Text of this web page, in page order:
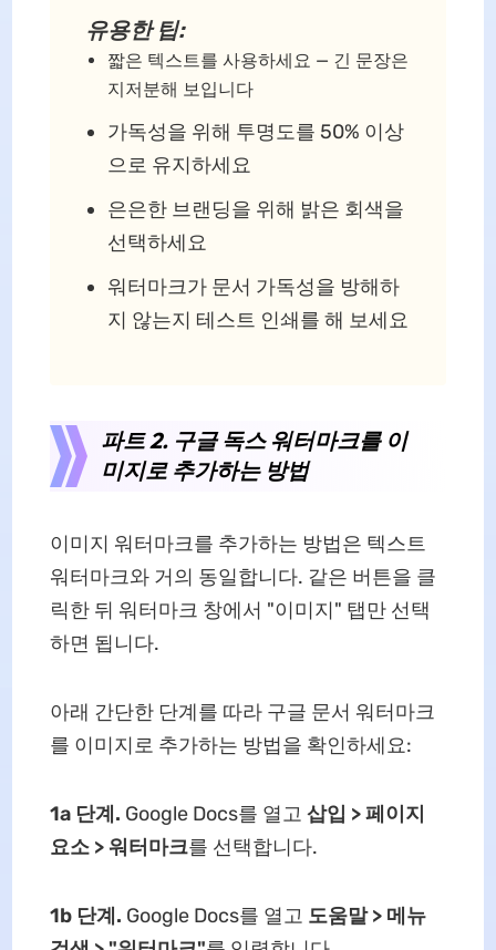
유용한 팁:
짧은 텍스트를 사용하세요 — 긴 문장은
지저분해 보입니다
가독성을 위해 투명도를 50% 이상
으로 유지하세요
은은한 브랜딩을 위해 밝은 회색을
선택하세요
워터마크가 문서 가독성을 방해하
지 않는지 테스트 인쇄를 해 보세요
파트 2. 구글 독스 워터마크를 이
미지로 추가하는 방법
이미지 워터마크를 추가하는 방법은 텍스트
워터마크와 거의 동일합니다. 같은 버튼을 클
릭한 뒤 워터마크 창에서 "이미지" 탭만 선택
하면 됩니다.
아래 간단한 단계를 따라 구글 문서 워터마크
를 이미지로 추가하는 방법을 확인하세요:
1a 단계. Google Docs를 열고 삽입 > 페이지
요소 > 워터마크를 선택합니다.
1b 단계. Google Docs를 열고 도움말 > 메뉴